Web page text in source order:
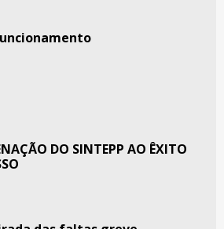
DO SINTEPP AO ÊXITO